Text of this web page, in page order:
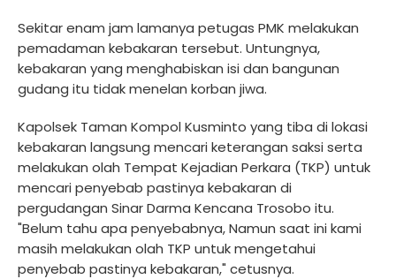
Sekitar enam jam lamanya petugas PMK melakukan
pemadaman kebakaran tersebut. Untungnya,
kebakaran yang menghabiskan isi dan bangunan
gudang itu tidak menelan korban jiwa.
Kapolsek Taman Kompol Kusminto yang tiba di lokasi
kebakaran langsung mencari keterangan saksi serta
melakukan olah Tempat Kejadian Perkara (TKP) untuk
mencari penyebab pastinya kebakaran di
pergudangan Sinar Darma Kencana Trosobo itu.
"Belum tahu apa penyebabnya, Namun saat ini kami
masih melakukan olah TKP untuk mengetahui
penyebab pastinya kebakaran," cetusnya.